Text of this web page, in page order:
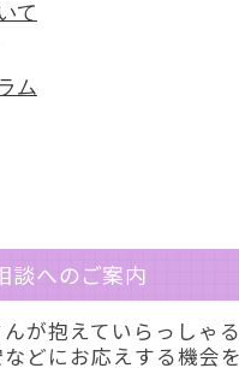
て
ム
談へのご案内
が抱えていらっしゃ
どにお応えする機会